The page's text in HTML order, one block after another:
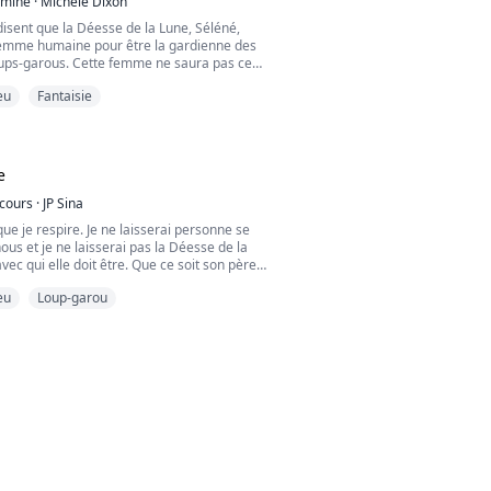
que la Déesse de la Lune, Séléné,
humaine pour être la gardienne des
garous. Cette femme ne saura pas ce
Bien qu'elle et son compagnon ignorent le
Fantaisie
· JP Sina
je respire. Je ne laisserai personne se
et je ne laisserai pas la Déesse de la
qui elle doit être. Que ce soit son père
? Âme sœur ? Ces mots ne signifient rien
Loup-garou